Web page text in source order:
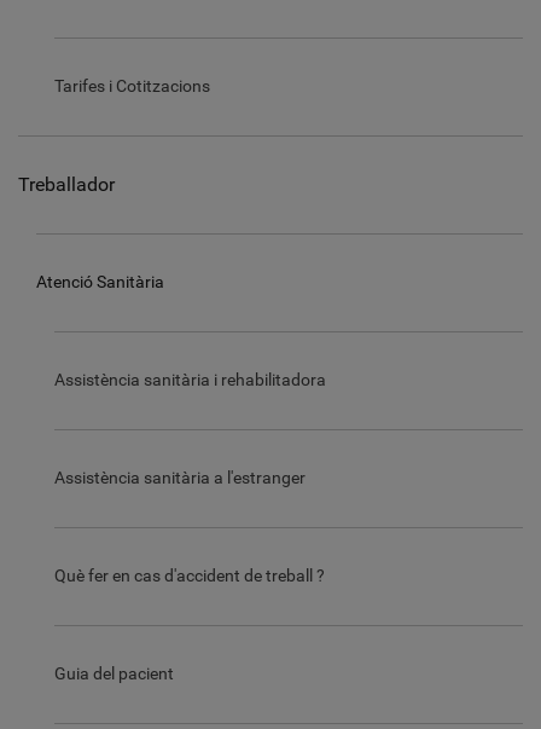
Tarifes i Cotitzacions
Treballador
Atenció Sanitària
Assistència sanitària i rehabilitadora
Assistència sanitària a l'estranger
Què fer en cas d'accident de treball ?
Guia del pacient